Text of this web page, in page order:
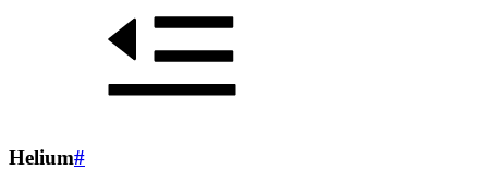
Helium#